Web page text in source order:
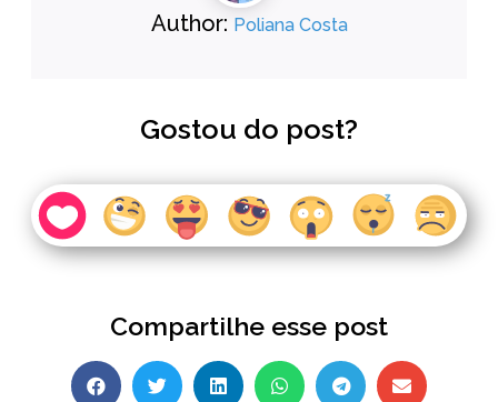
Author: Poliana Costa
Gostou do post?
Compartilhe esse post